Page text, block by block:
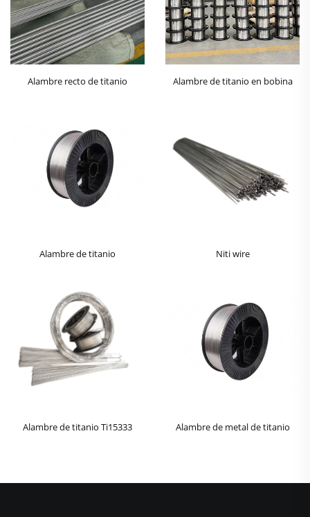
Alambre recto de titanio Alambre de titanio en bobina
Alambre de titanio Niti wire
Alambre de titanio Ti15333 Alambre de metal de titanio